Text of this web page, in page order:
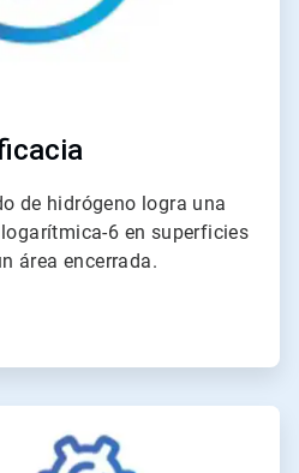
de hidrógeno logra una
6 en superficies
área encerrada.